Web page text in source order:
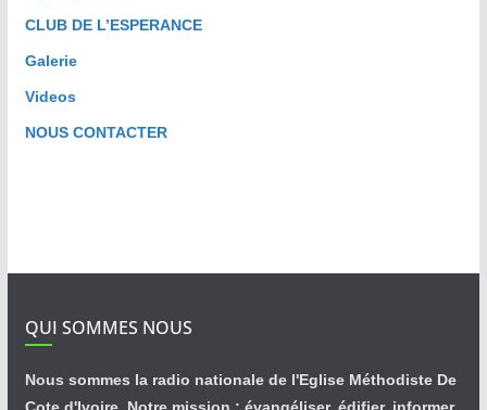
CLUB DE L’ESPERANCE
Galerie
Videos
NOUS CONTACTER
QUI SOMMES NOUS
Nous sommes la radio nationale de l'Eglise Méthodiste De
Cote d'Ivoire. Notre mission : évangéliser, édifier, informer,